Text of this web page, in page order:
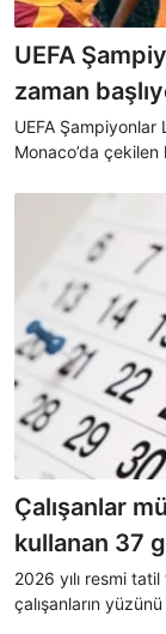
UEFA
zaman
UEFA Şampiyonlar
Monaco’da
takviminde. Peki,
Çalışanlar
kullanan 37
2026 yılı resmi
çalışanların